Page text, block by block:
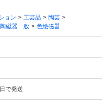
ョン 工芸品
陶芸
磁器一般 色絵磁器
で発送